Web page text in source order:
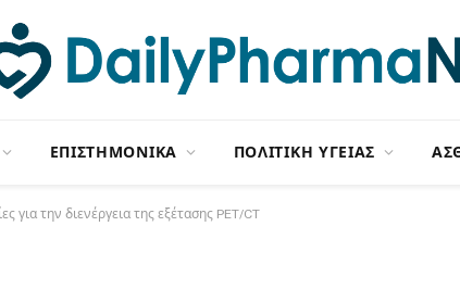
ΕΠΙΣΤΗΜΟΝΙΚΑ ΠΟΛΙΤΙΚΗ ΥΓΕΙΑΣ
για την διενέργεια της εξέτασης PET/CT